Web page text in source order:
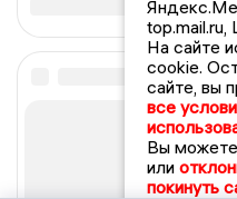
top.mail.ru,
На сайте
cookie.
сайте, вы
все
Вы можете
или
покинуть